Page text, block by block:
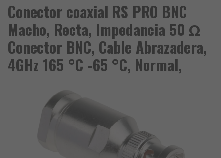
Conector coaxial RS PRO BNC
Macho, Recta, Impedancia 50 Ω
Conector BNC, Cable Abrazadera,
4GHz 165 °C -65 °C, Normal,